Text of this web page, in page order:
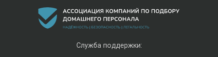
Служба поддержки: